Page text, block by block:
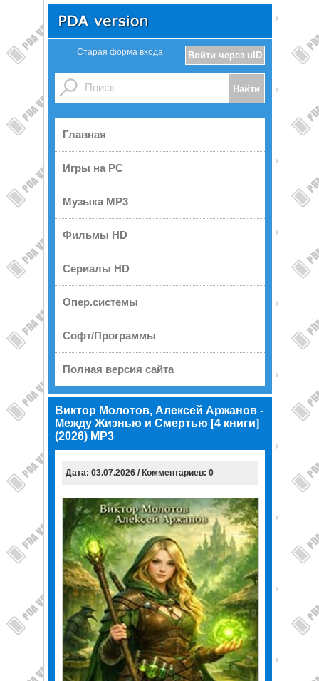
Войти через uID
Старая форма входа
Главная
Игры на PC
Музыка MP3
Фильмы HD
Сериалы HD
Опер.системы
Софт/Программы
Полная версия сайта
Виктор Молотов, Алексей Аржанов -
Между Жизнью и Смертью [4 книги]
(2026) МР3
Дата: 03.07.2026 / Комментариев: 0